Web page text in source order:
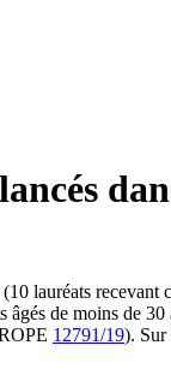
lauréats
de moins de
12791/19). Sur